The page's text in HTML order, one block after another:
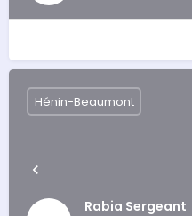
Rabia Sergeant
Hénin-Beaumont